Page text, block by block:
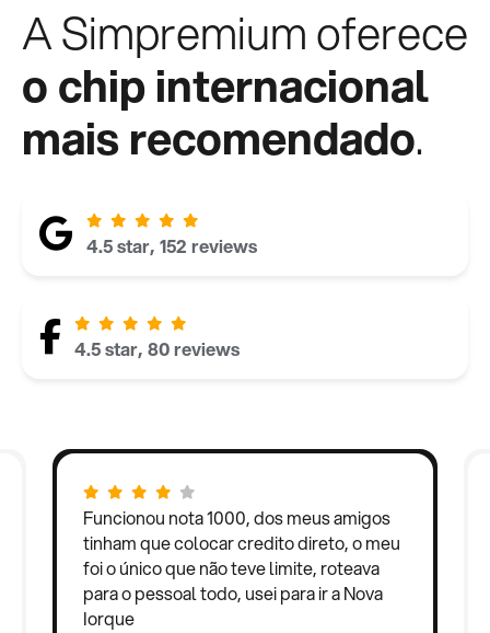
A Simpremium oferece
o chip internacional
mais recomendado.
4.5 star, 152 reviews
4.5 star, 80 reviews
Funcionou nota 1000, dos meus amigos
tinham que colocar credito direto, o meu
foi o único que não teve limite, roteava
para o pessoal todo, usei para ir a Nova
Iorque